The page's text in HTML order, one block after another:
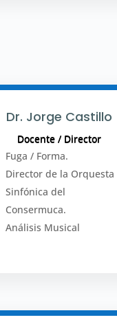
Dr. Jorge Castillo
Docente / Director
Fuga / Forma.
Director de la Orquesta
Sinfónica del
Consermuca.
Análisis Musical